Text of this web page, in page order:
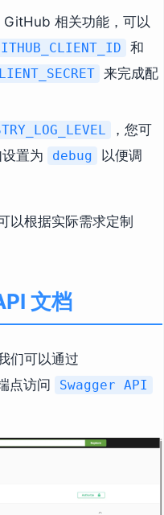
相关功能，可以
和
来完成配
，您可
置为
debug
以便调
以根据实际需求定制
文档
们可以通过
点访问 Swagger API